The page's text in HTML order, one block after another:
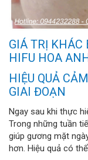
GIÁ TRỊ KHÁC
HIFU HOA
HIỆU QUẢ
GIAI ĐOẠN
Ngay sau khi thực
Trong những tuần
giúp gương mặt
hơn. Hiệu quả có